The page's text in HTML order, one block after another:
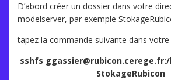
D’abord créer un dossier dans votre
modelserver, par exemple
tapez la commande suivante dans
sshfs
StokageRubicon